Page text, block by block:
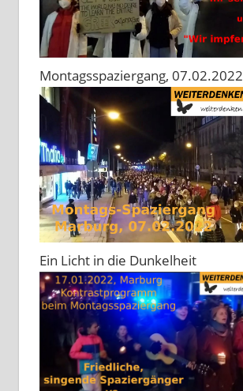
Montagsspaziergang, 07.02.2022
Ein Licht in die Dunkelheit